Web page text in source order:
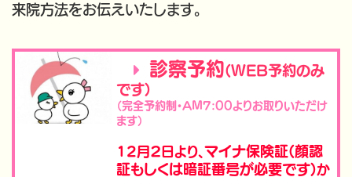
来院方法をお伝えいたします。
 診察予約(WEB予約のみ
です)
（完全予約制・AM7:00よりお取りいただけ
ます）
12月２日より、マイナ保険証(顔認
証もしくは暗証番号が必要です)か